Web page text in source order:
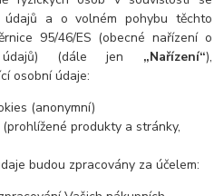
údajů a o volném pohybu těchto
95/46/ES (obecné nařízení o
údajů) (dále jen „Nařízení“),
osobní údaje:
(anonymní)
produkty a stránky,
budou zpracovány za účelem: